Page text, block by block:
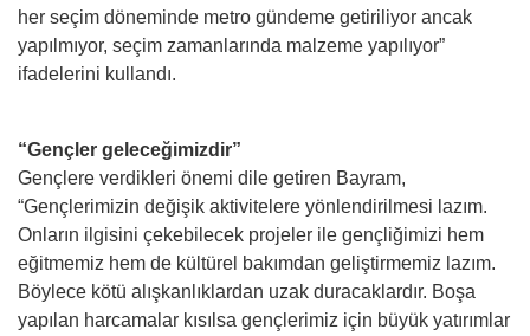
her seçim döneminde metro gündeme getiriliyor ancak
yapılmıyor, seçim zamanlarında malzeme yapılıyor”
ifadelerini kullandı.
“Gençler geleceğimizdir”
Gençlere verdikleri önemi dile getiren Bayram,
“Gençlerimizin değişik aktivitelere yönlendirilmesi lazım.
Onların ilgisini çekebilecek projeler ile gençliğimizi hem
eğitmemiz hem de kültürel bakımdan geliştirmemiz lazım.
Böylece kötü alışkanlıklardan uzak duracaklardır. Boşa
yapılan harcamalar kısılsa gençlerimiz için büyük yatırımlar